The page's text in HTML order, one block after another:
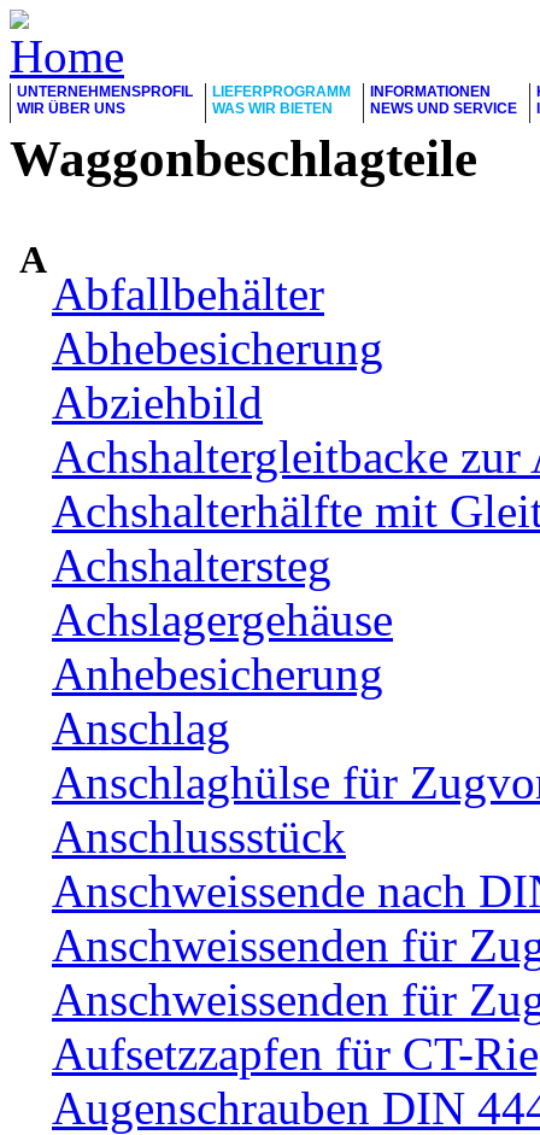
UNTERNEHMENSPROFIL
WIR ÜBER UNS
LIEFERPROGRAMM
WAS WIR BIETEN
INFORMATIONEN
NEWS UND SERVICE
Waggonbeschlagteile
A
Abfallbehälter
Abhebesicherung
Abziehbild
Achshaltergleitbacke zur
Achshalterhälfte mit
Achshaltersteg
Achslagergehäuse
Anhebesicherung
Anschlag
Anschlaghülse für
Anschlussstück
Anschweissende nach
Anschweissenden für
Anschweissenden für
Aufsetzzapfen für CT-
Augenschrauben DIN